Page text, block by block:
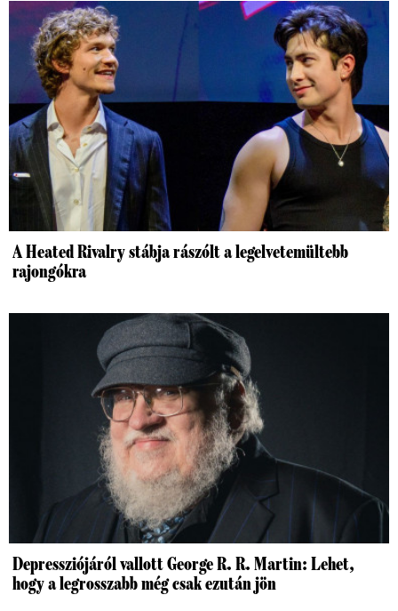
A Heated Rivalry stábja rászólt a legelvetemültebb
rajongókra
Depressziójáról vallott George R. R. Martin: Lehet,
hogy a legrosszabb még csak ezután jön